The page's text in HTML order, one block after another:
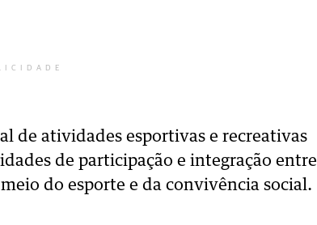
de atividades esportivas e recreativas
de participação e integração entre
do esporte e da convivência social.